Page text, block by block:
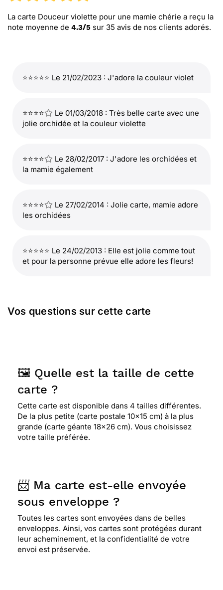
La carte Douceur violette pour une mamie chérie a reçu la
note moyenne de 4.3/5 sur 35 avis de nos clients adorés.
⭐⭐⭐⭐⭐ Le 21/02/2023 : J'adore la couleur violet
⭐⭐⭐⭐
Le 01/03/2018 : Très belle carte avec une
jolie orchidée et la couleur violette
⭐⭐⭐⭐
Le 28/02/2017 : J'adore les orchidées et
la mamie également
⭐⭐⭐⭐
Le 27/02/2014 : Jolie carte, mamie adore
les orchidées
⭐⭐⭐⭐⭐ Le 24/02/2013 : Elle est jolie comme tout
et pour la personne prévue elle adore les fleurs!
Vos questions sur cette carte
🖼️ Quelle est la taille de cette
carte ?
Cette carte est disponible dans 4 tailles différentes.
De la plus petite (carte postale 10x15 cm) à la plus
grande (carte géante 18x26 cm). Vous choisissez
votre taille préférée.
📨 Ma carte est-elle envoyée
sous enveloppe ?
Toutes les cartes sont envoyées dans de belles
enveloppes. Ainsi, vos cartes sont protégées durant
leur acheminement, et la confidentialité de votre
envoi est préservée.